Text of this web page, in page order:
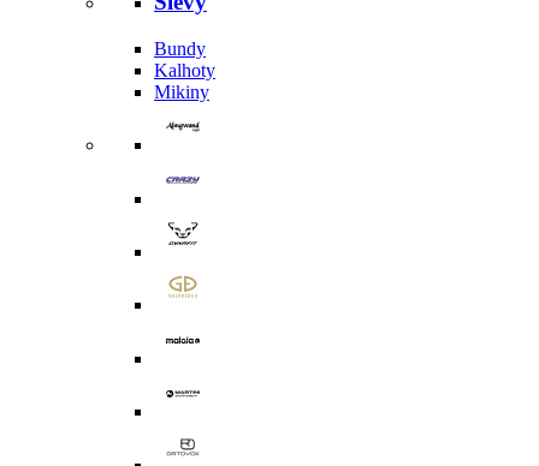
Bundy
Kalhoty
Mikiny